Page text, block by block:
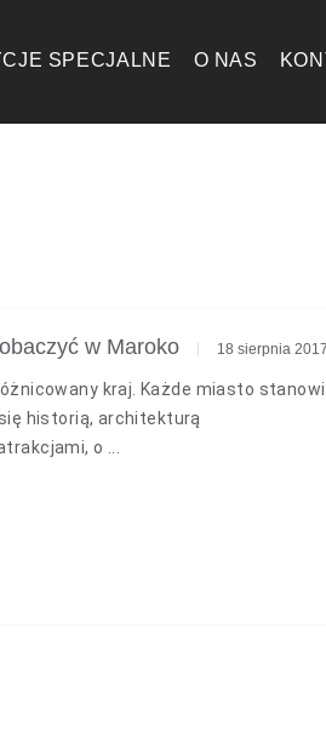
SPECJALNE O NAS
w Maroko 18 sierpnia 2017
kraj. Każde miasto stanowi
historią, architekturą
o ...